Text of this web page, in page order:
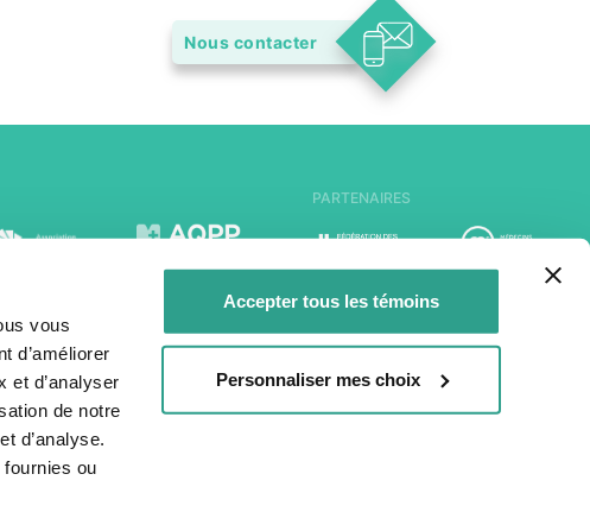
vous
d’améliorer
et d’analyser
de notre
d’analyse.
ou
Accepter tous les témoins
Personnaliser mes choix
Nous contacter
PARTENAIRES